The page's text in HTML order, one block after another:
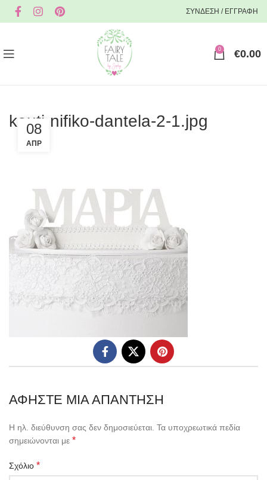
ΣΥΝΔΕΣΗ / ΕΓΓΡΑΦΗ
0 €0.00
kouti-nifiko-dantela-2-1.jpg
08
ΑΠΡ
ΑΦΉΣΤΕ ΜΙΑ ΑΠΆΝΤΗΣΗ
Η ηλ. διεύθυνση σας δεν δημοσιεύεται. Τα υποχρεωτικά πεδία
σημειώνονται με *
Σχόλιο *